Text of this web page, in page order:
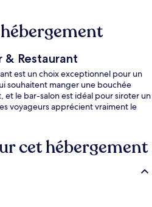
Restaurant
est un choix exceptionnel pour un
souhaitent manger une bouchée
et le bar-salon est idéal pour siroter un
voyageurs apprécient vraiment le
cet hébergement